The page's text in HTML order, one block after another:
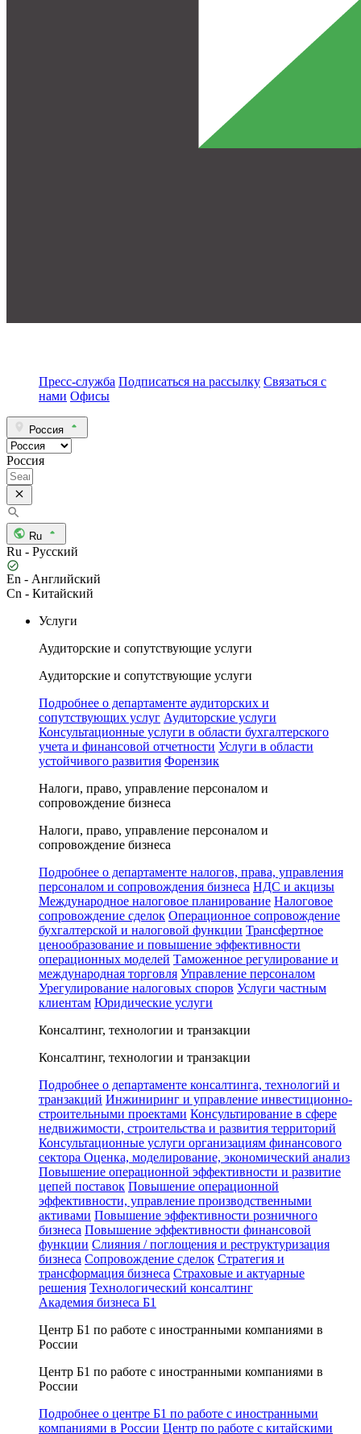
Пресс-служба Подписаться на рассылку Связаться с
нами Офисы
Россия
Россия
Ru
Ru - Русский
En - Английский
Cn - Китайский
Услуги
Аудиторские и сопутствующие услуги
Аудиторские и сопутствующие услуги
Подробнее о департаменте аудиторских и
сопутствующих услуг Аудиторские услуги
Консультационные услуги в области бухгалтерского
учета и финансовой отчетности Услуги в области
устойчивого развития Форензик
Налоги, право, управление персоналом и
сопровождение бизнеса
Налоги, право, управление персоналом и
сопровождение бизнеса
Подробнее о департаменте налогов, права, управления
персоналом и сопровождения бизнеса НДС и акцизы
Международное налоговое планирование Налоговое
сопровождение сделок Операционное сопровождение
бухгалтерской и налоговой функции Трансфертное
ценообразование и повышение эффективности
операционных моделей Таможенное регулирование и
международная торговля Управление персоналом
Урегулирование налоговых споров Услуги частным
клиентам Юридические услуги
Консалтинг, технологии и транзакции
Консалтинг, технологии и транзакции
Подробнее о департаменте консалтинга, технологий и
транзакций Инжиниринг и управление инвестиционно-
строительными проектами Консультирование в сфере
недвижимости, строительства и развития территорий
Консультационные услуги организациям финансового
сектора Оценка, моделирование, экономический анализ
Повышение операционной эффективности и развитие
цепей поставок Повышение операционной
эффективности, управление производственными
активами Повышение эффективности розничного
бизнеса Повышение эффективности финансовой
функции Слияния / поглощения и реструктуризация
бизнеса Сопровождение сделок Стратегия и
трансформация бизнеса Страховые и актуарные
решения Технологический консалтинг
Академия бизнеса Б1
Центр Б1 по работе с иностранными компаниями в
России
Центр Б1 по работе с иностранными компаниями в
России
Подробнее о центре Б1 по работе с иностранными
компаниями в России Центр по работе с китайскими